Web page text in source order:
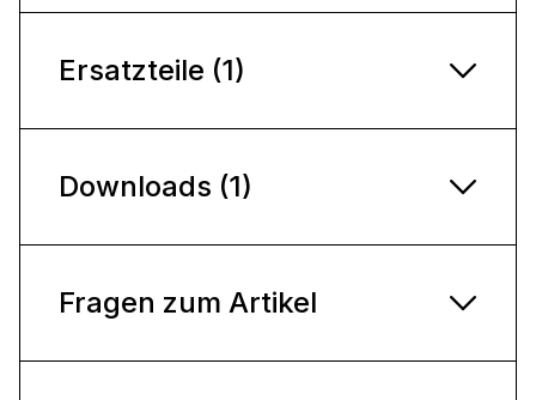
Ersatzteile (1)
Downloads (1)
Fragen zum Artikel